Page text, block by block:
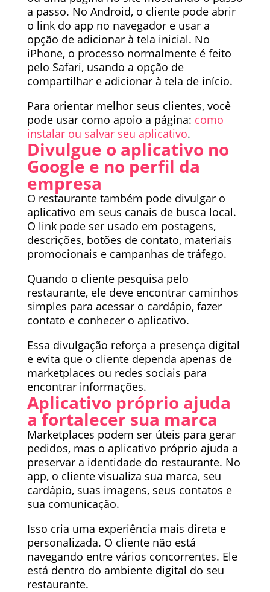
a passo. No Android, o cliente pode abrir
o link do app no navegador e usar a
opção de adicionar à tela inicial. No
iPhone, o processo normalmente é feito
pelo Safari, usando a opção de
compartilhar e adicionar à tela de início.
Para orientar melhor seus clientes, você
pode usar como apoio a página: como
instalar ou salvar seu aplicativo.
Divulgue o aplicativo no
Google e no perfil da
empresa
O restaurante também pode divulgar o
aplicativo em seus canais de busca local.
O link pode ser usado em postagens,
descrições, botões de contato, materiais
promocionais e campanhas de tráfego.
Quando o cliente pesquisa pelo
restaurante, ele deve encontrar caminhos
simples para acessar o cardápio, fazer
contato e conhecer o aplicativo.
Essa divulgação reforça a presença digital
e evita que o cliente dependa apenas de
marketplaces ou redes sociais para
encontrar informações.
Aplicativo próprio ajuda
a fortalecer sua marca
Marketplaces podem ser úteis para gerar
pedidos, mas o aplicativo próprio ajuda a
preservar a identidade do restaurante. No
app, o cliente visualiza sua marca, seu
cardápio, suas imagens, seus contatos e
sua comunicação.
Isso cria uma experiência mais direta e
personalizada. O cliente não está
navegando entre vários concorrentes. Ele
está dentro do ambiente digital do seu
restaurante.